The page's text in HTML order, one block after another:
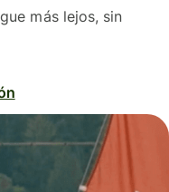
más lejos, sin